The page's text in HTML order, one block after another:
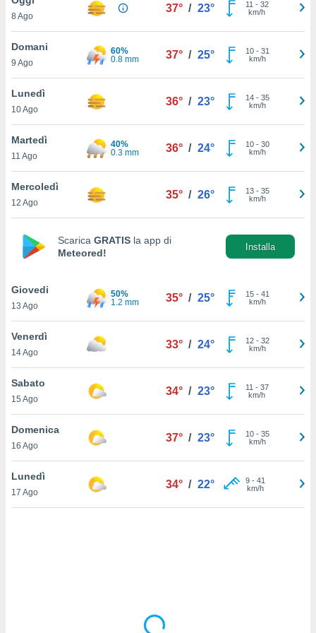
è
al sito
di
ci
di
il
un
la
nella
cookie
il tuo
in
a piè
del
8 Ago
37° / 23° 11 - 32
km/h
Domani
9 Ago
60%
0.8 mm
37° / 25° 10- 31
km/h
Lunedì
10 Ago
36° / 23° 14- 35
km/h
Martedì
11 Ago
40%
0.3 mm
36° / 24° 10- 30
km/h
Mercoledì
12 Ago
35° / 26° 13- 35
km/h
Scarica GRATIS la app di
Meteored!
Installa
Giovedi
13 Ago
50%
1.2 mm
35° / 25° 15- 41
km/h
Venerdì
14 Ago
33° / 24° 12- 32
km/h
Sabato
15 Ago
34° / 23° 11 - 37
km/h
Domenica
16 Ago
37° / 23° 10- 35
km/h
Lunedì
17 Ago
34° / 22° 9- 41
km/h